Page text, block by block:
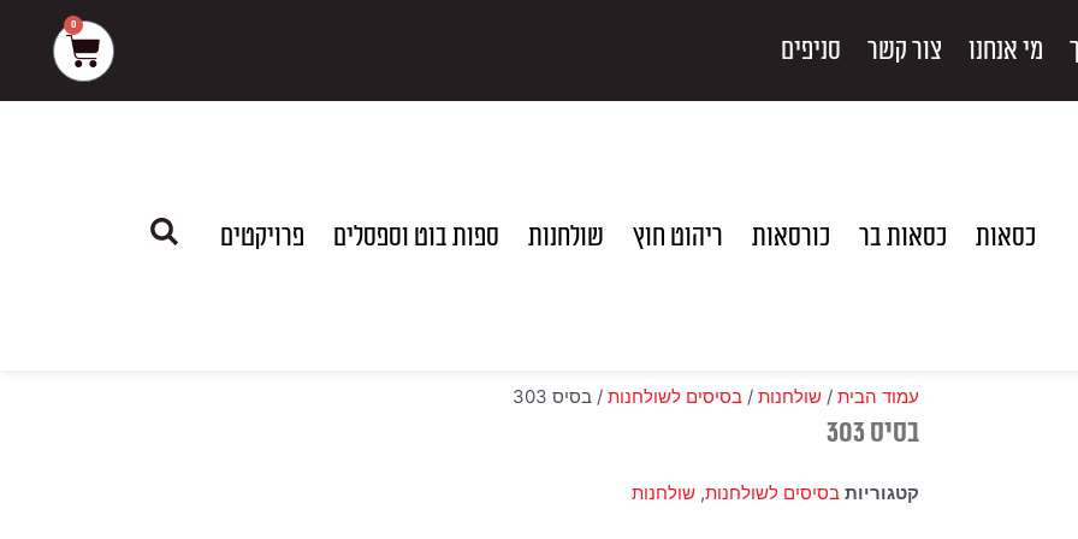
מי אנחנו צור קשר סניפים
0
עגלת
קניות
כסאות כסאות בר כורסאות ריהוט חוץ שולחנות ספות בוט וספסלים פרויקטים
עמוד הבית / שולחנות / בסיסים לשולחנות / בסיס 303
בסיס 303
קטגוריות בסיסים לשולחנות, שולחנות